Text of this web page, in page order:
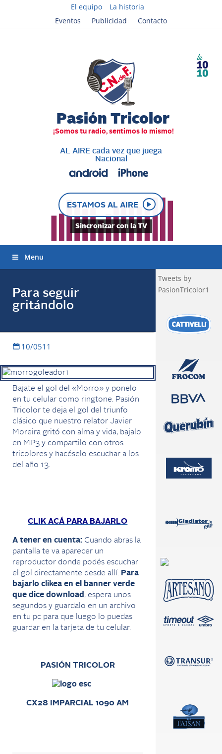
El equipo
La historia
Eventos
Publicidad Contacto
AL AIRE cada vez que juega
Nacional
ESTAMOS AL AIRE
Sincronizar con la TV
Menu
Para seguir
gritándolo
10/0511
Bajate el gol del «Morro» y ponelo
en tu celular como ringtone. Pasión
Tricolor te deja el gol del triunfo
clásico que nuestro relator Javier
Moreira gritó con alma y vida, bajalo
en MP3 y compartilo con otros
tricolores y hacéselo escuchar a los
del año 13.
CLIK ACÁ PARA BAJARLO
A tener en cuenta: Cuando abras la
pantalla te va aparecer un
reproductor donde podés escuchar
el gol directamente desde allí. Para
bajarlo clikea en el banner verde
que dice download , espera unos
segundos y guardalo en un archivo
en tu pc para que luego lo puedas
guardar en la tarjeta de tu celular.
PASIÓN TRICOLOR
CX28 IMPARCIAL 1090 AM
Tweets by
PasionTricolor1